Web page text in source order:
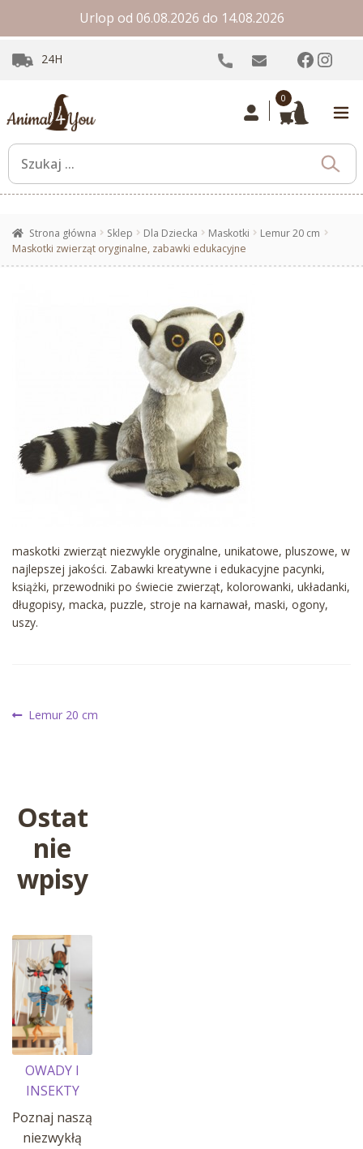
Urlop od 06.08.2026 do 14.08.2026
24H
0
Strona główna Sklep Dla Dziecka Maskotki
Lemur 20 cm
Maskotki zwierząt oryginalne, zabawki edukacyjne
maskotki zwierząt niezwykle oryginalne, unikatowe, pluszowe, w
najlepszej jakości. Zabawki kreatywne i edukacyjne pacynki,
książki, przewodniki po świecie zwierząt, kolorowanki, układanki,
długopisy, macka, puzzle, stroje na karnawał, maski, ogony,
uszy.
Nawigacja
Poprzedni
Lemur 20 cm
Ostat
nie
wpisy
OWADY I
INSEKTY
Poznaj naszą
niezwykłą